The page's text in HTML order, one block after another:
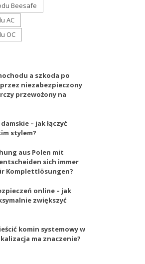
Beesafe
AC
OC
a szkoda po
niezabezpieczony
przewożony na
– jak łączyć
stylem?
aus Polen mit
sich immer
Komplettlösungen?
online – jak
zwiększyć
komin systemowy w
ma znaczenie?